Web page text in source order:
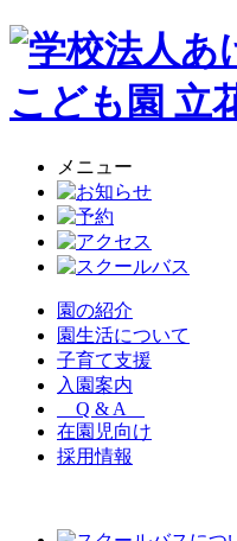
メニュー
園の紹介
園生活について
子育て支援
入園案内
Q & A
在園児向け
採用情報